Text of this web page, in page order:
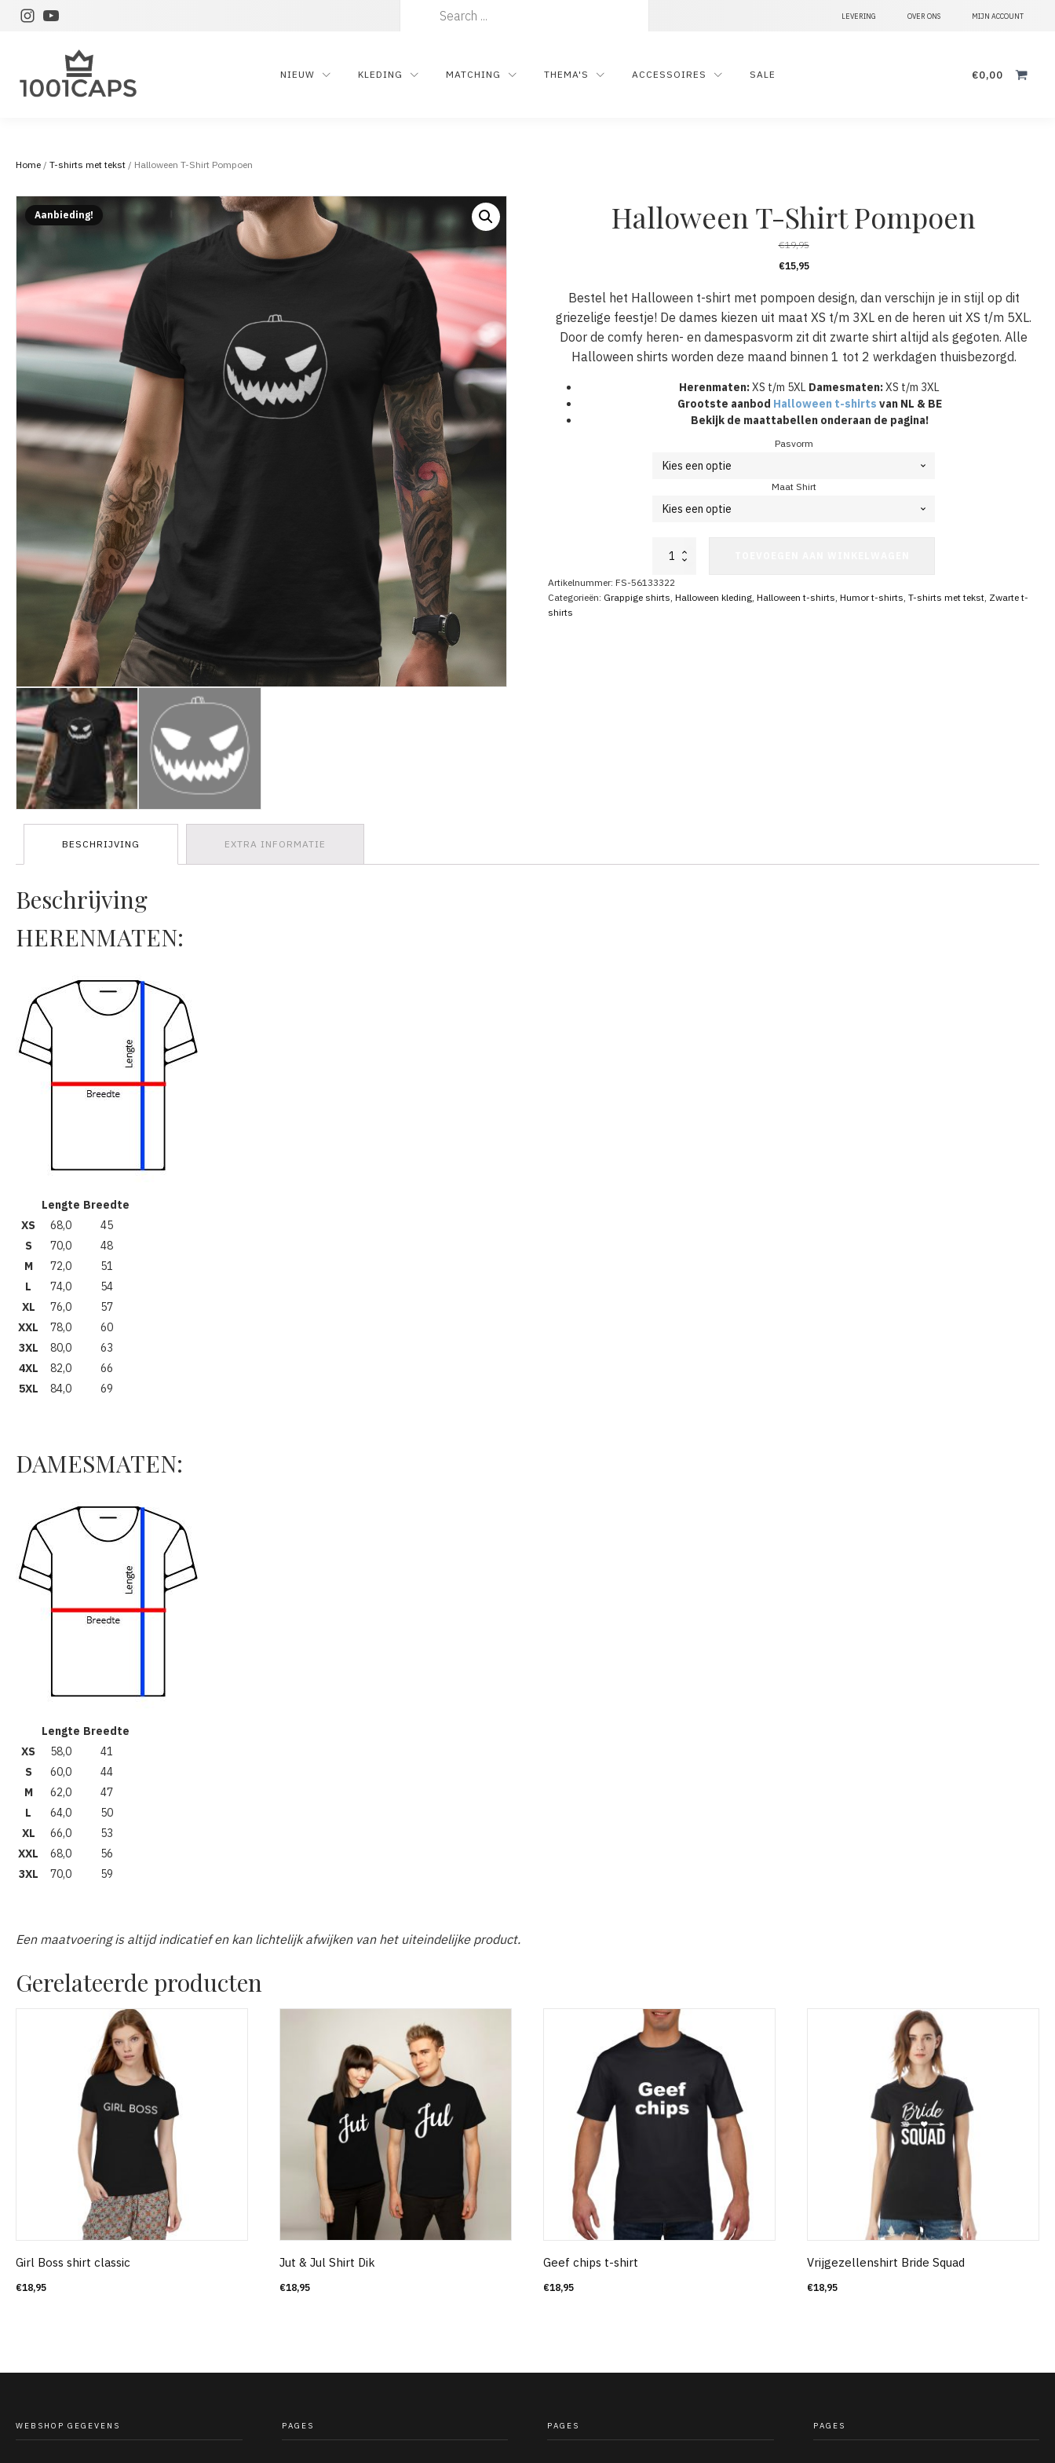
LEVERING OVER ONS MIJN ACCOUNT
NIEUW KLEDING MATCHING THEMA'S ACCESSOIRES SALE
naar:
€0,00
Home / T-shirts met tekst / Halloween T-Shirt Pompoen
Aanbieding! Halloween T-Shirt Pompoen
€19,95
€15,95
Bestel het Halloween t-shirt met pompoen design, dan verschijn je in stijl op dit
griezelige feestje! De dames kiezen uit maat XS t/m 3XL en de heren uit XS t/m 5XL.
Door de comfy heren- en damespasvorm zit dit zwarte shirt altijd als gegoten. Alle
Halloween shirts worden deze maand binnen 1 tot 2 werkdagen thuisbezorgd.
Herenmaten:XS t/m 5XL Damesmaten:XS t/m 3XL
Grootste aanbod Halloween t-shirts van NL & BE
Bekijk de maattabellen onderaan de pagina!
Pasvorm
Maat Shirt
Halloween
Shirt
Pompoen
Artikelnummer: FS-56133322
Categorieën: Grappige shirts,Halloween kleding,Halloween t-shirts,Humor t-shirts,T-shirts met tekst, Zwarte t-
shirts
BESCHRIJVING EXTRA INFORMATIE
Beschrijving
HERENMATEN:
Lengte Breedte
XS
68,0
45
S
70,0
48
M
72,0
51
L
74,0
54
XL
76,0
57
XXL
78,0
60
3XL
80,0
63
4XL
82,0
66
5XL
84,0 69
DAMESMATEN:
Lengte Breedte
XS
58,0
41
S
60,0
44
M
62,0
47
L
64,0
50
XL
66,0
53
XXL
68,0
56
3XL
70,0 59
Een maatvoering is altijd indicatief en kan lichtelijk afwijken van het uiteindelijke product.
Gerelateerde producten
Girl Boss shirt classic
€18,95
Jut & Jul Shirt Dik
€18,95
Geef chips t-shirt
€18,95
Vrijgezellenshirt Bride Squad
€18,95
WEBSHOP GEGEVENS PAGES PAGES PAGES